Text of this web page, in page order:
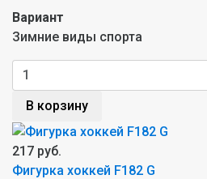
Вариант
Зимние виды спорта
В корзину
217 руб.
Фигурка хоккей F182 G